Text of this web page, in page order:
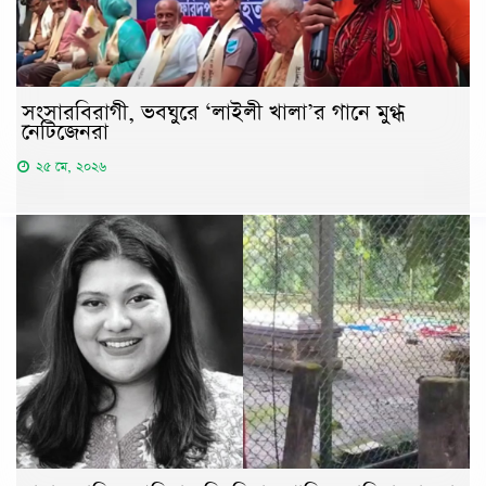
সংসারবিরাগী, ভবঘুরে ‘লাইলী খালা’র গানে মুগ্ধ
নেটিজেনরা
২৫ মে, ২০২৬